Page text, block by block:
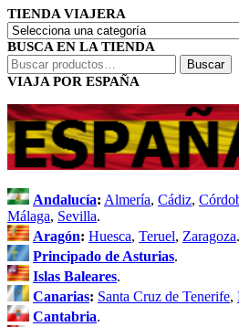
TIENDA VIAJERA
BUSCA EN LA TIENDA
Buscar
por:
Buscar
VIAJA POR ESPAÑA
Andalucía: Almería, Cádiz,
Málaga, Sevilla.
Aragón: Huesca, Teruel, Zaragoza.
Principado de Asturias.
Islas Baleares.
Canarias: Santa Cruz de Tenerife,
Cantabria.